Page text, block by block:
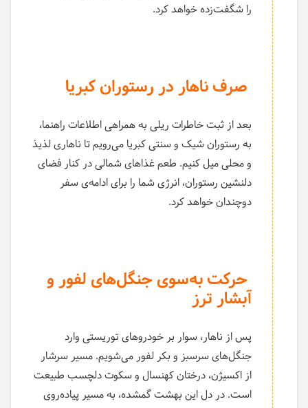
را شگفت‌زده خواهد کرد.
صرف ناهار در رستوران کبریا
بعد از ثبت خاطرات ریلی به همراهی اطلاعات راهنما،
به رستوران شیک و سنتی کبریا می‌رویم تا ناهاری لذیذ
و محلی میل کنیم. طعم غذاهای شمالی در کنار فضای
دلنشین رستوران، انرژی شما را برای ادامه‌ی سفر
دوچندان خواهد کرد.
حرکت به‌سوی جنگل‌های لفور و
آبشار ترز
پس از ناهار، سوار بر خودروهای توریستی وارد
جنگل‌های سرسبز و بکر لفور می‌شویم. مسیر سرشار
از اکسیژن، درختان کهنسال و سکوت دلچسب طبیعت
است. در دل این بهشت گمشده، به مسیر پیاده‌روی